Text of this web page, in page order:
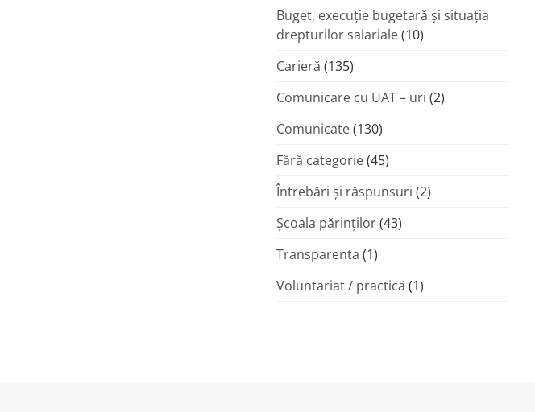
Buget, execuție bugetară și situația
drepturilor salariale(10)
Carieră (135)
Comunicare cu UAT – uri (2)
Comunicate(130)
Fără categorie(45)
Întrebări și răspunsuri (2)
Şcoala părinţilor(43)
Transparenta (1)
Voluntariat / practică (1)